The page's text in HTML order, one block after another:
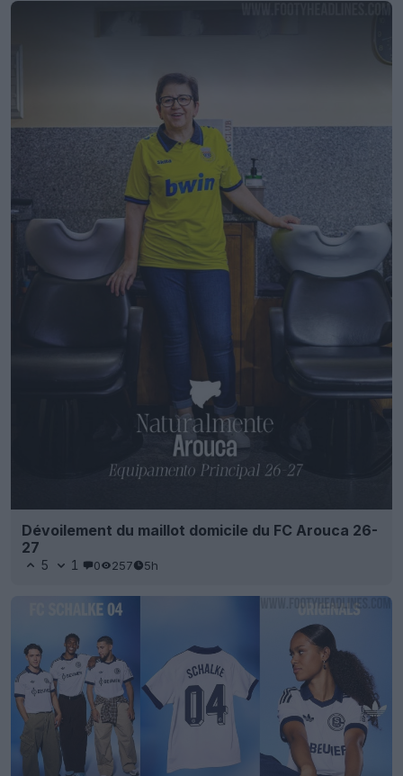
Dévoilement du maillot domicile du FC Arouca 26-
27
5 1 0 257 5h